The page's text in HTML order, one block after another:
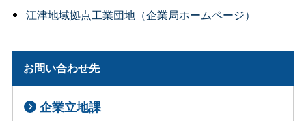
江津地域拠点工業団地（企業局ホームページ）
お問い合わせ先
企業立地課